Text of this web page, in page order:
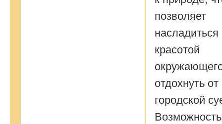
позволяет
насладиться
красотой
отдохнуть от
городской
Возможность